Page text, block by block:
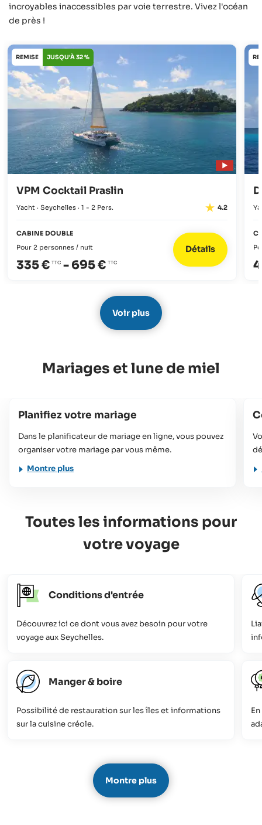
incroyables inaccessibles par voie terrestre. Vivez l'océan
de près !
REMISE JUSQU'À 32 %
VPM Cocktail Praslin
Yacht · Seychelles · 1 - 2 Pers. 4.2
CABINE DOUBLE
Pour 2 personnes / nuit
335 € - 695 €
Détails
Voir plus
Mariages et lune de miel
Planifiez votre mariage
Dans le planificateur de mariage en ligne, vous pouvez
organiser votre mariage par vous même.
Montre plus
Toutes les informations pour
votre voyage
Conditions d'entrée
Découvrez ici ce dont vous avez besoin pour votre
voyage aux Seychelles.
Manger & boire
Possibilité de restauration sur les îles et informations
sur la cuisine créole.
Montre plus